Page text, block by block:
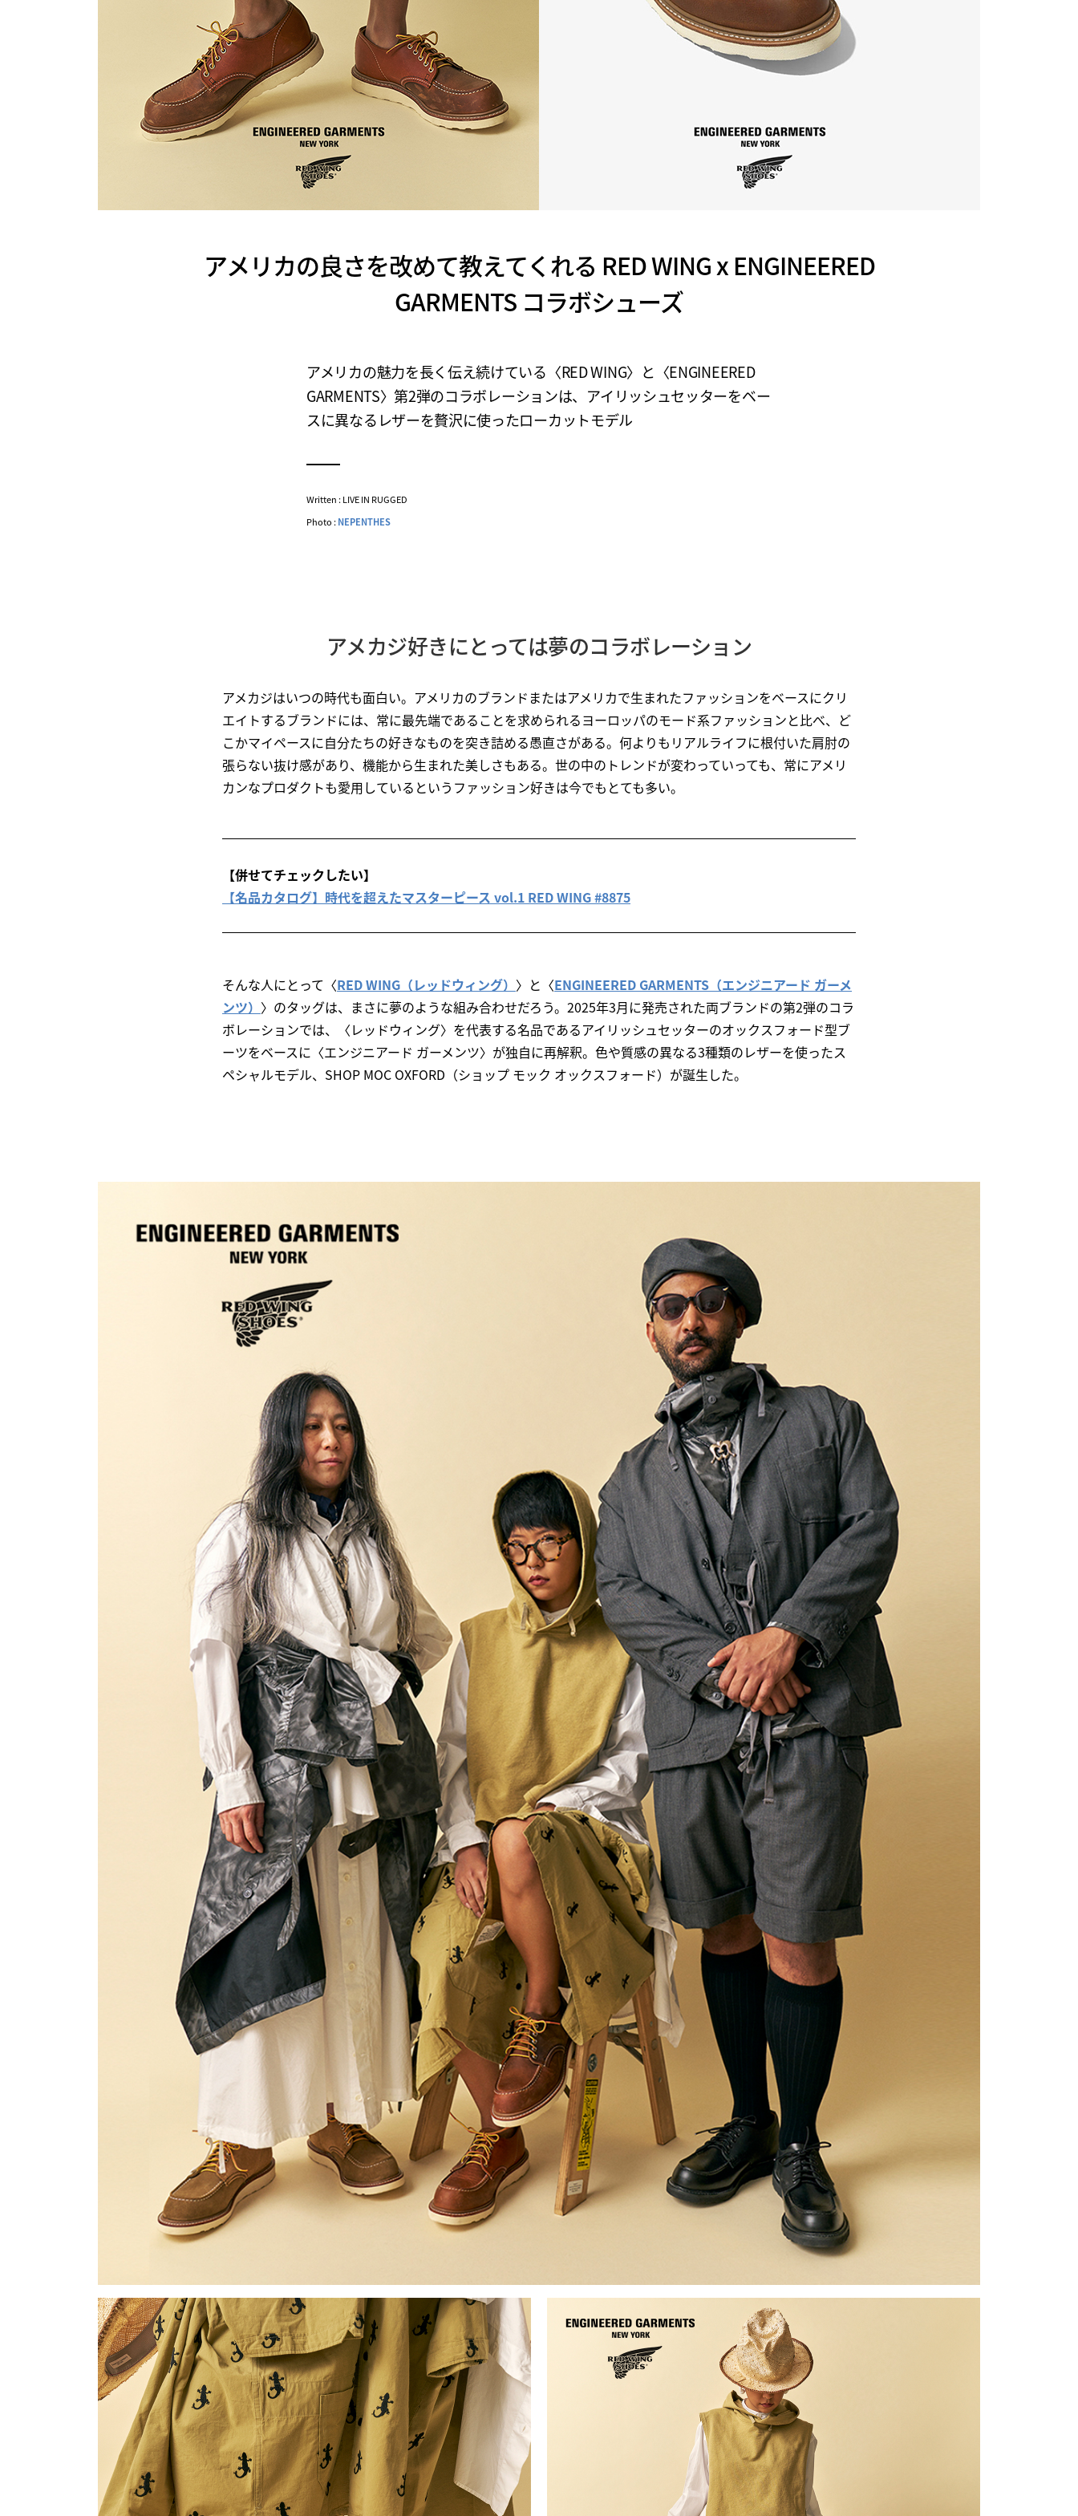
アメリカの良さを改めて教えてくれる RED WING x ENGINEERED
GARMENTS コラボシューズ
アメリカの魅力を長く伝え続けている〈RED WING〉と〈ENGINEERED
GARMENTS〉第2弾のコラボレーションは、アイリッシュセッターをベー
スに異なるレザーを贅沢に使ったローカットモデル
Written : LIVE IN RUGGED
Photo :NEPENTHES
アメカジ好きにとっては夢のコラボレーション
アメカジはいつの時代も面白い。アメリカのブランドまたはアメリカで生まれたファッションをベースにクリ
エイトするブランドには、常に最先端であることを求められるヨーロッパのモード系ファッションと比べ、ど
こかマイペースに自分たちの好きなものを突き詰める愚直さがある。何よりもリアルライフに根付いた肩肘の
張らない抜け感があり、機能から生まれた美しさもある。世の中のトレンドが変わっていっても、常にアメリ
カンなプロダクトも愛用しているというファッション好きは今でもとても多い。
【併せてチェックしたい】
【名品カタログ】時代を超えたマスターピース vol.1 RED WING #8875
そんな人にとって〈RED WING（レッドウィング） 〉と〈ENGINEERED GARMENTS（エンジニアード ガーメ
ンツ） 〉のタッグは、まさに夢のような組み合わせだろう。2025年3月に発売された両ブランドの第2弾のコラ
ボレーションでは、〈レッドウィング〉を代表する名品であるアイリッシュセッターのオックスフォード型ブ
ーツをベースに〈エンジニアード ガーメンツ〉が独自に再解釈。色や質感の異なる3種類のレザーを使ったス
ペシャルモデル、SHOP MOC OXFORD（ショップ モック オックスフォード）が誕生した。